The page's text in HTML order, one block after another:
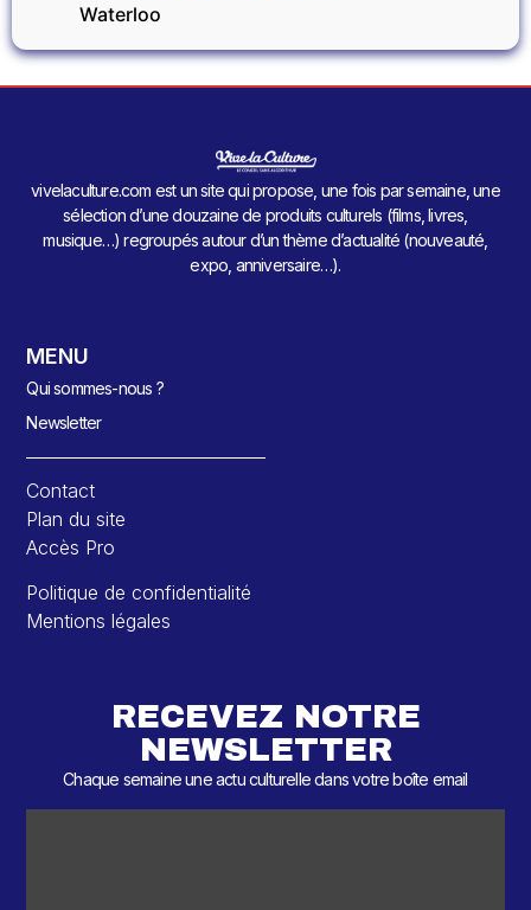
Waterloo
vivelaculture.com est un site qui propose, une fois par semaine, une
sélection d’une douzaine de produits culturels (films, livres,
musique…) regroupés autour d’un thème d’actualité (nouveauté,
expo, anniversaire…).
MENU
Qui sommes-nous ?
Newsletter
Contact
Plan du site
Accès Pro
Politique de confidentialité
Mentions légales
RECEVEZ NOTRE
NEWSLETTER
Chaque semaine une actu culturelle dans votre boîte email